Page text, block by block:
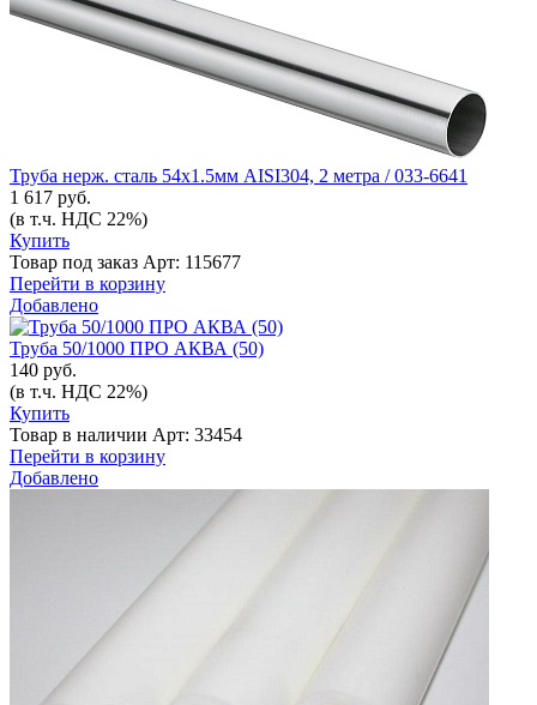
Труба нерж. сталь 54х1.5мм AISI304, 2 метра / 033-6641
1 617 руб.
(в т.ч. НДС 22%)
Купить
Товар под заказ Арт: 115677
Перейти в корзину
Добавлено
Труба 50/1000 ПРО АКВА (50)
140 руб.
(в т.ч. НДС 22%)
Купить
Товар в наличии Арт: 33454
Перейти в корзину
Добавлено